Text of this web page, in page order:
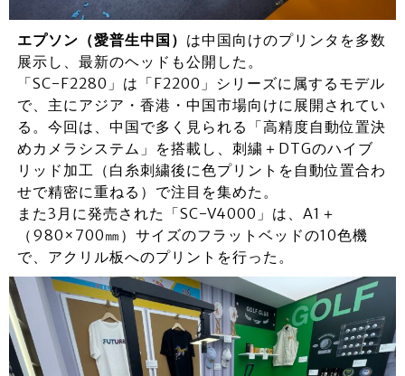
エプソン（愛普生中国） は中国向けのプリンタを多数
展示し、最新のヘッドも公開した。
「SC-F2280」は「F2200」シリーズに属するモデル
で、主にアジア・香港・中国市場向けに展開されてい
る。今回は、中国で多く見られる「高精度自動位置決
めカメラシステム」を搭載し、刺繍＋DTGのハイブ
リッド加工（白糸刺繍後に色プリントを自動位置合わ
せで精密に重ねる）で注目を集めた。
また3月に発売された「SC-V4000」は、A1＋
（980×700㎜）サイズのフラットベッドの10色機
で、アクリル板へのプリントを行った。